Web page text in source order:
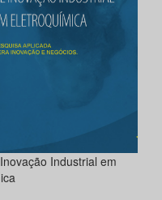
Industrial em